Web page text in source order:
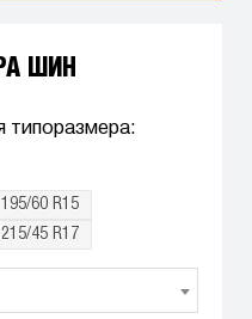
ШИН
типоразмера:
195/60 R15
215/45 R17